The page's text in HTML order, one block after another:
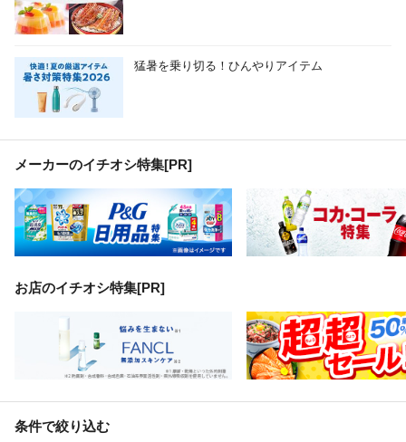
猛暑を乗り切る！ひんやりアイテム
メーカーのイチオシ特集[PR]
お店のイチオシ特集[PR]
条件で絞り込む